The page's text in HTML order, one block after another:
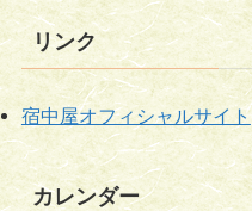
リンク
宿中屋オフィシャルサイト
カレンダー